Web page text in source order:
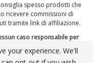
spesso prodotti che
ricevere commissioni di
tramite link di affiliazione.
caso responsabile per
dall'uso o dall'abuso
dichiari di aver letto e
your experience. We'll